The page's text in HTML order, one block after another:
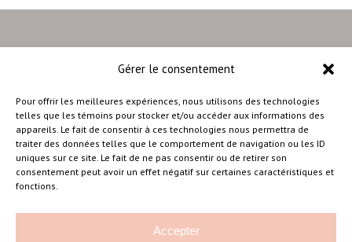
Gérer le consentement
Pour offrir les meilleures expériences, nous utilisons des technologies
telles que les témoins pour stocker et/ou accéder aux informations des
appareils. Le fait de consentir à ces technologies nous permettra de
traiter des données telles que le comportement de navigation ou les ID
uniques sur ce site. Le fait de ne pas consentir ou de retirer son
consentement peut avoir un effet négatif sur certaines caractéristiques et
fonctions.
Accepter
Amélie Cousineau Photographe